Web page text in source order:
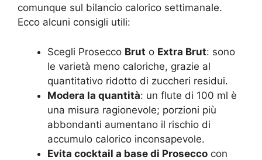
comunque sul bilancio calorico settimanale.
Ecco alcuni consigli utili:
Scegli Prosecco Brut o Extra Brut: sono
le varietà meno caloriche, grazie al
quantitativo ridotto di zuccheri residui.
Modera la quantità: un flute di 100 ml è
una misura ragionevole; porzioni più
abbondanti aumentano il rischio di
accumulo calorico inconsapevole.
Evita cocktail a base di Prosecco con